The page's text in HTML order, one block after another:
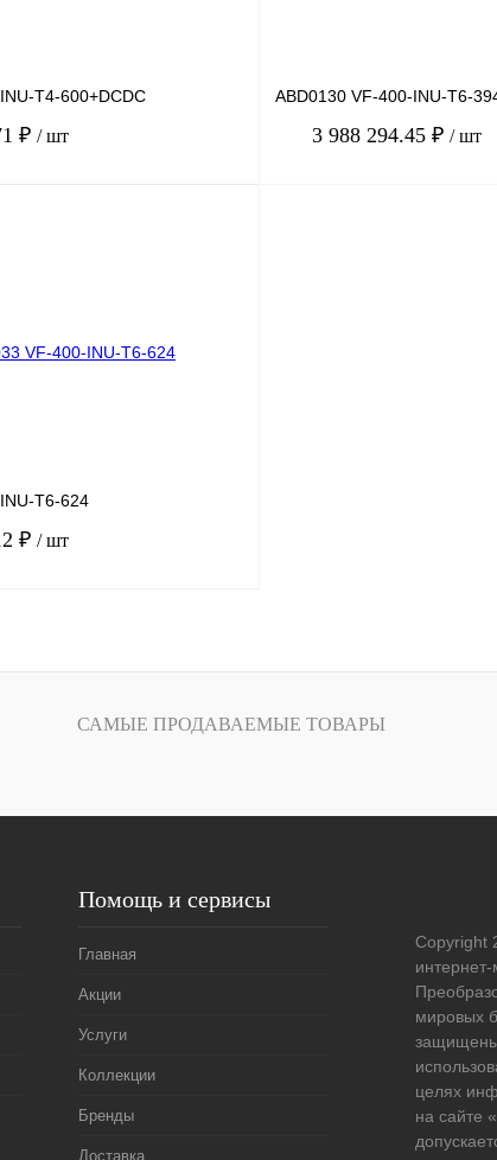
T4-600+DCDC
₽ / шт
ABD0130 VF-400-INU-T6-
3 988 294.45 ₽ / шт
T6-624
₽ / шт
САМЫЕ ПРОДАВАЕМЫЕ ТОВАРЫ
Помощь и сервисы
Главная
Акции
Услуги
Коллекции
Бренды
Доставка
Copyright
интернет-
мировых
целях
на сайте